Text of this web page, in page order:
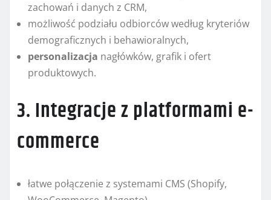
zachowań i danych z CRM,
możliwość podziału odbiorców według kryteriów
demograficznych i behawioralnych,
personalizacja nagłówków, grafik i ofert
produktowych.
3. Integracje z platformami e-
commerce
łatwe połączenie z systemami CMS (Shopify,